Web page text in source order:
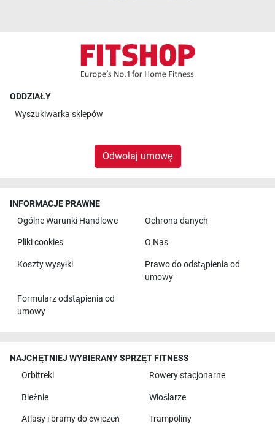
ODDZIAŁY
Wyszukiwarka sklepów
Odwołaj umowę
INFORMACJE PRAWNE
Ogólne Warunki Handlowe
Ochrona danych
Pliki cookies O Nas
Koszty wysyłki
Prawo do odstąpienia od
umowy
Formularz odstąpienia od
umowy
NAJCHĘTNIEJ WYBIERANY SPRZĘT FITNESS
Orbitreki
Rowery stacjonarne
Bieżnie Wioślarze
Atlasy i bramy do ćwiczeń Trampoliny